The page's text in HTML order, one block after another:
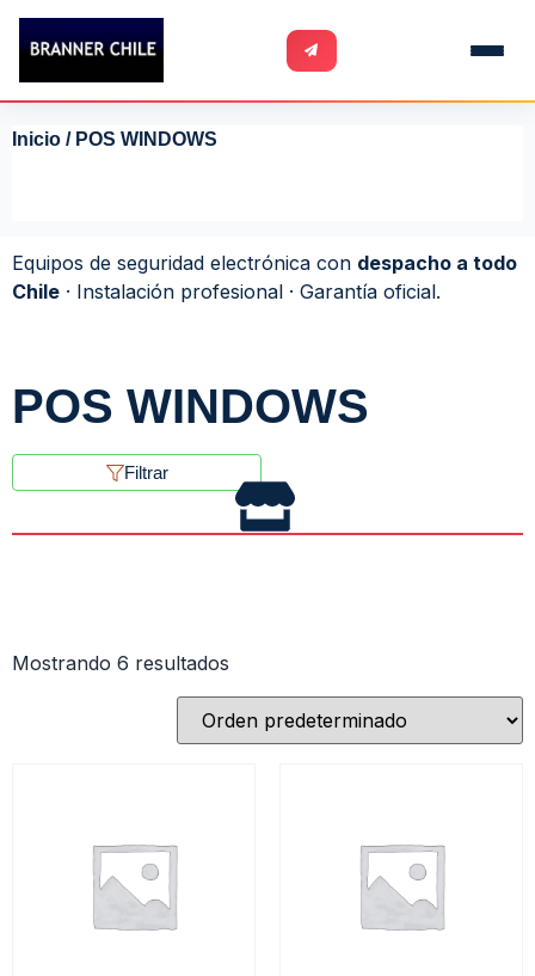
Inicio / POS WINDOWS
Equipos de seguridad electrónica con despacho a todo
Chile · Instalación profesional · Garantía oficial.
POS WINDOWS
Filtrar
Mostrando 6 resultados